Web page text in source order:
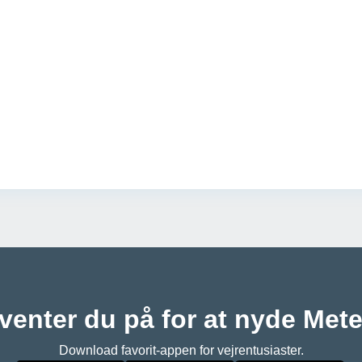
du på for at nyde
Download favorit-appen for vejrentusiaster.